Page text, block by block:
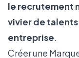
le recrutement
vivier de
entreprise.
Créer une